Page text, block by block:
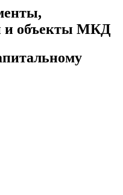
и объекты МКД